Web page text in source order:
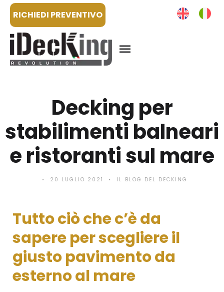
RICHIEDI PREVENTIVO
Decking per
stabilimenti balneari
e ristoranti sul mare
20 LUGLIO 2021 IL BLOG DEL DECKING
Tutto ciò che c’è da
sapere per scegliere il
giusto pavimento da
esterno al mare